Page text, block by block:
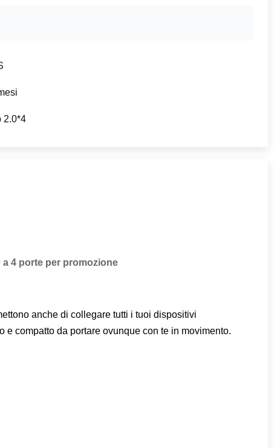
2.0*4
4 porte per promozione
anche di collegare tutti i tuoi dispositivi
compatto da portare ovunque con te in movimento.